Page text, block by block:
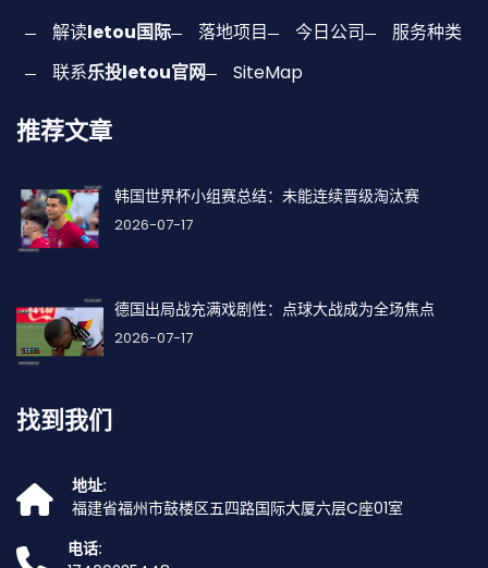
解读letou国际 落地项目 今日公司
服务种类
联系乐投letou官网 SiteMap
推荐文章
韩国世界杯小组赛总结：未能连续晋级淘汰赛
2026-07-17
德国出局战充满戏剧性：点球大战成为全场焦点
2026-07-17
找到我们
地址:
福建省福州市鼓楼区五四路国际大厦六层C座01室
电话: